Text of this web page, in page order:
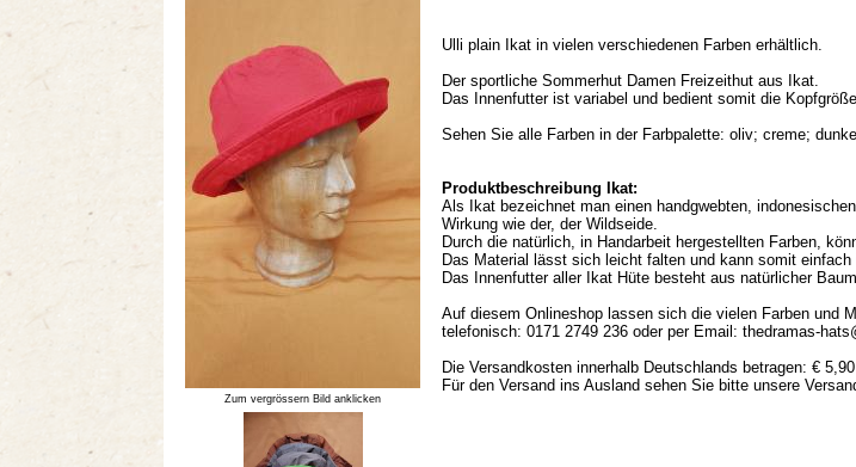
Zum vergrössern Bild anklicken
Ulli plain Ikat in vielen verschiedenen Farben erhältlich.
Der sportliche Sommerhut Damen Freizeithut aus Ikat.
Das Innenfutter ist variabel und bedient somit die
Sehen Sie alle Farben in der Farbpalette: oliv; creme;
Produktbeschreibung Ikat:
Als Ikat bezeichnet man einen handgwebten,
Wirkung wie der, der Wildseide.
Durch die natürlich, in Handarbeit hergestellten Farben,
Das Material lässt sich leicht falten und kann somit
Das Innenfutter aller Ikat Hüte besteht aus natürlicher
Auf diesem Onlineshop lassen sich die vielen Farben und
telefonisch: 0171 2749 236 oder per Email: thedramas-
Die Versandkosten innerhalb Deutschlands betragen: € 5,90
Für den Versand ins Ausland sehen Sie bitte unsere